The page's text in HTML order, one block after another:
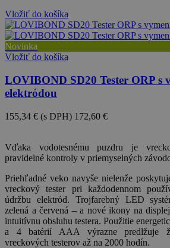
Vložiť do košíka
Novinka
Vložiť do košíka
LOVIBOND SD20 Tester ORP s
elektródou
155,34 € (s DPH) 172,60 €
Vďaka vodotesnému puzdru je
pravidelné kontroly v priemyselných
Priehľadné veko navyše nielenže
vreckový tester pri každodennom
údržbu elektród. Trojfarebný LED
zelená a červená – a nové ikony na
intuitívnu obsluhu testera. Použitie
a 4 batérií AAA výrazne predlžuje
vreckových testerov až na 2000 hodín.